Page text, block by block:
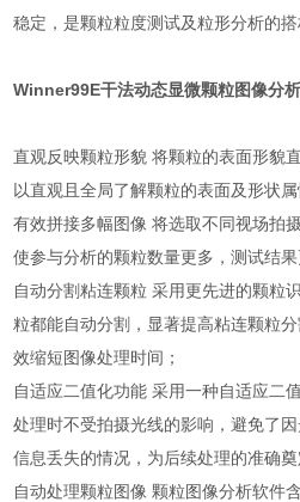
稳定，是颗粒粒度测试及粒形分析的搭
Winner99E干法动态显微颗粒图像分
直观反映颗粒形貌 将颗粒的表面形貌
以直观且全局了解颗粒的表面及形状属
有效拼接多幅图像 将选取不同视场拍
使参与分析的颗粒数量更多，测试结果
自动分割粘连颗粒 采用更先进的颗粒
粒都能自动分割，显著提高粘连颗粒
效缩短图像处理时间；
自适应二值化功能 采用一种自适应二
处理时不受拍摄光线的影响，避免了
信息丢失的情况，为后续处理的准确奠
自动处理颗粒图像 颗粒图像分析软件